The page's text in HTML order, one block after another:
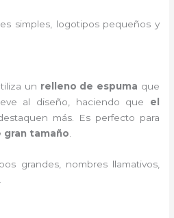
simples, logotipos pequeños y
un relleno de espuma que
al diseño, haciendo que el
más. Es perfecto para
gran tamaño
grandes, nombres llamativos,